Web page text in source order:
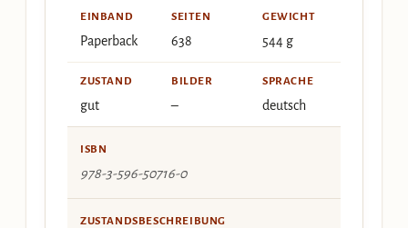
EINBAND
Paperback
SEITEN
638
GEWICHT
544 g
ZUSTAND
gut
BILDER
–
SPRACHE
deutsch
ISBN
978-3-596-50716-0
ZUSTANDSBESCHREIBUNG